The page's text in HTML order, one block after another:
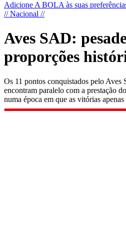
Adicione A BOLA às suas
// Nacional //
Aves SAD:
proporções
Os 11 pontos conquistados pelo Aves
encontram paralelo com a prestação
numa época em que as vitórias